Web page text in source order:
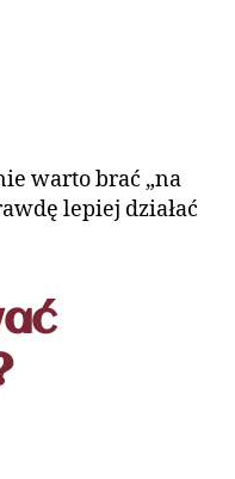
warto brać „na
lepiej działać